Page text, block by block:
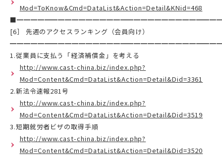
Mod=ToKnow&Cmd=DataList&Action=Detail&KNid=468
[6］ 先週のアクセスランキング（会員向け）
1.従業員に支払う「経済補償金」を考える
http://www.cast-china.biz/index.php?
Mod=Content&Cmd=DataList&Action=Detail&Did=3361
2.新法令速報281号
http://www.cast-china.biz/index.php?
Mod=Content&Cmd=DataList&Action=Detail&Did=3519
3.短期就労者ビザの取得手順
http://www.cast-china.biz/index.php?
Mod=Content&Cmd=DataList&Action=Detail&Did=3520